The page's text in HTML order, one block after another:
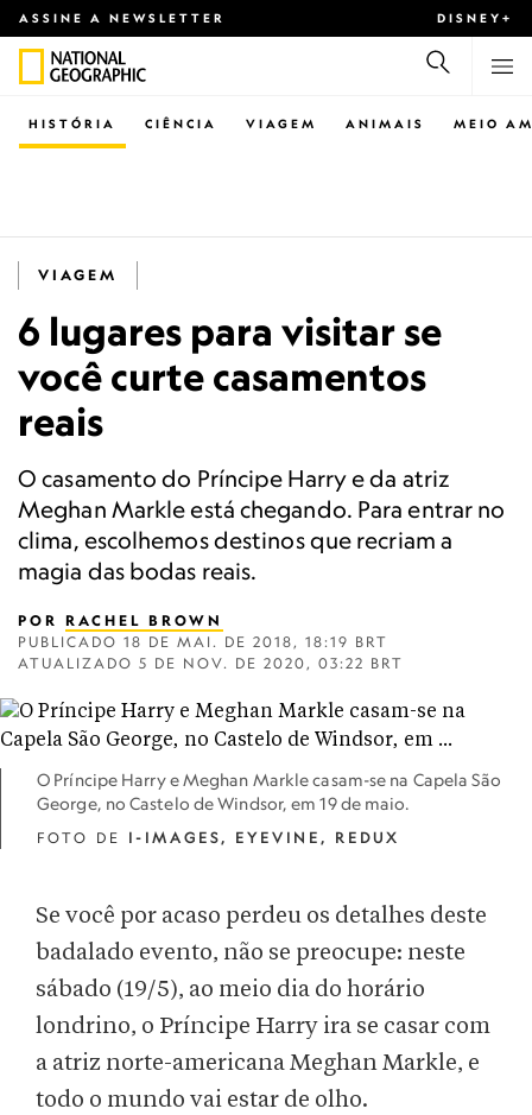
ASSINE A NEWSLETTER DISNEY+
CIÊNCIA VIAGEM ANIMAIS
HISTÓRIA MEIO
VIAGEM
6 lugares para visitar se
você curte casamentos
reais
O casamento do Príncipe Harry e da atriz
Meghan Markle está chegando. Para entrar no
clima, escolhemos destinos que recriam a
magia das bodas reais.
POR RACHEL BROWN
PUBLICADO 18 DE MAI. DE 2018, 18:19 BRT
ATUALIZADO 5 DE NOV. DE 2020, 03:22 BRT
O Príncipe Harry e Meghan Markle casam-se na Capela São
George, no Castelo de Windsor, em 19 de maio.
FOTO DE I-IMAGES, EYEVINE, REDUX
Se você por acaso perdeu os detalhes deste
badalado evento, não se preocupe: neste
sábado (19/5), ao meio dia do horário
londrino, o Príncipe Harry ira se casar com
a atriz norte-americana Meghan Markle, e
todo o mundo vai estar de olho.